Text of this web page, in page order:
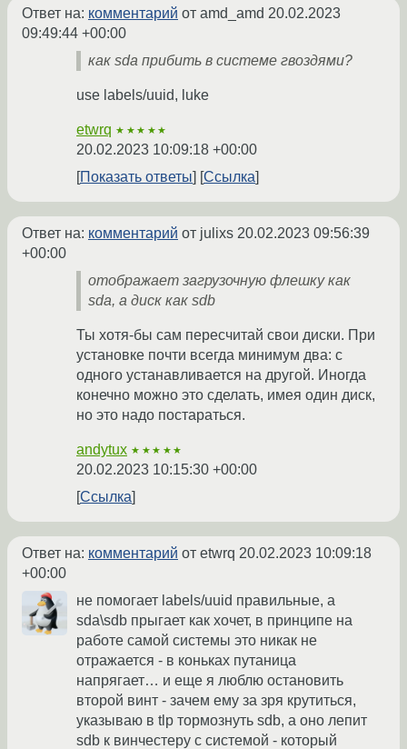
Ответ на: комментарий от amd_amd 20.02.2023
09:49:44 +00:00
как sda прибить в системе гвоздями?
use labels/uuid, luke
etwrq ★★★★★
20.02.2023 10:09:18 +00:00
Показать ответы
Ссылка
Ответ на: комментарий от julixs 20.02.2023 09:56:39
+00:00
отображает загрузочную флешку как
sda, а диск как sdb
Ты хотя-бы сам пересчитай свои диски. При
установке почти всегда минимум два: с
одного устанавливается на другой. Иногда
конечно можно это сделать, имея один диск,
но это надо постараться.
andytux ★★★★★
20.02.2023 10:15:30 +00:00
Ссылка
Ответ на: комментарий от etwrq 20.02.2023 10:09:18
+00:00
не помогает labels/uuid правильные, а
sda\sdb прыгает как хочет, в принципе на
работе самой системы это никак не
отражается - в коньках путаница
напрягает… и еще я люблю остановить
второй винт - зачем ему за зря крутиться,
указываю в tlp тормознуть sdb, а оно лепит
sdb к винчестеру с системой - который